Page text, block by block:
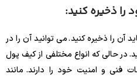
را ذخیره کنید:
آن را ذخیره کنید. می توانید آن را در
در حالی که انواع مختلفی از کیف پول
فنی و امنیت خود را دارند. مانند